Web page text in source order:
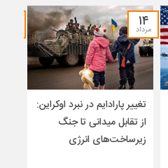
۱۴
مرداد
تغییر پارادایم در نبرد اوکراین:
از تقابل میدانی تا جنگ
زیرساخت‌های انرژی